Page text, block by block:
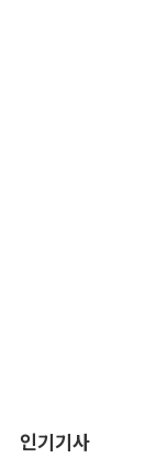
인기기사